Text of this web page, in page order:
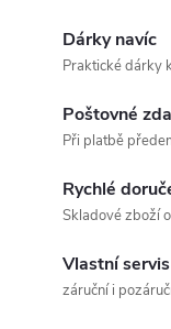
Dárky navíc
Praktické dárky
Poštovné
Při platbě
Rychlé
Skladové zboží
Vlastní servis
záruční i